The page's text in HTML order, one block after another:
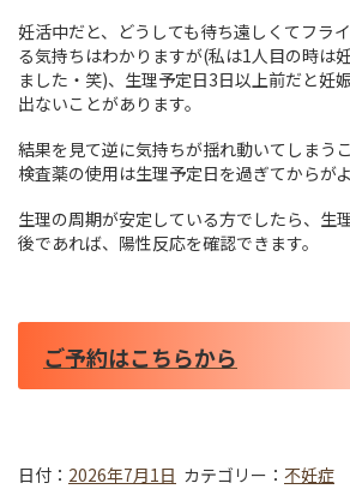
妊活中だと、どうしても待ち遠しくてフラ
る気持ちはわかりますが(私は1人目の時は
ました・笑)、生理予定日3日以上前だと妊
出ないことがあります。
結果を見て逆に気持ちが揺れ動いてしまう
検査薬の使用は生理予定日を過ぎてからがよ
生理の周期が安定している方でしたら、生
後であれば、陽性反応を確認できます。
ご予約はこちらから
日付： 2026年7月1日 カテゴリー： 不妊症